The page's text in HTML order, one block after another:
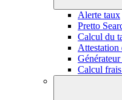
Alerte taux
Pretto
Calcul du
Attestation
Calcul